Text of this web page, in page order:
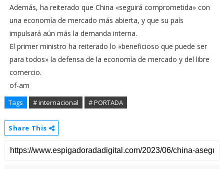
Además, ha reiterado que China «seguirá comprometida» con
una economía de mercado más abierta, y que su país
impulsará aún más la demanda interna.
El primer ministro ha reiterado lo «beneficioso que puede ser
para todos» la defensa de la economía de mercado y del libre
comercio.
of-am
Tags # internacional # PORTADA
Share This